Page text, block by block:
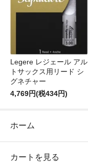
Legere レジェール アル
トサックス用リード シ
グネチャー
4,769円(税434円)
ホーム
カートを見る